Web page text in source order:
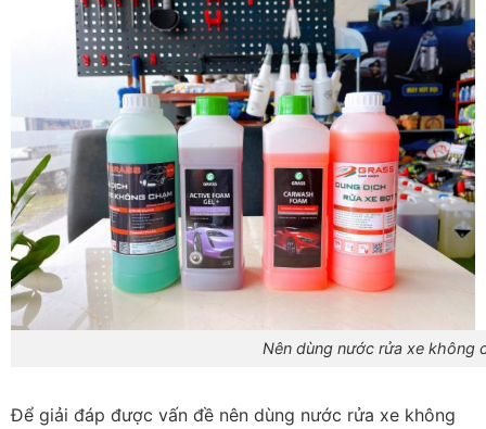
Nên dùng nước rửa xe không
Để giải đáp được vấn đề nên dùng nước rửa xe không